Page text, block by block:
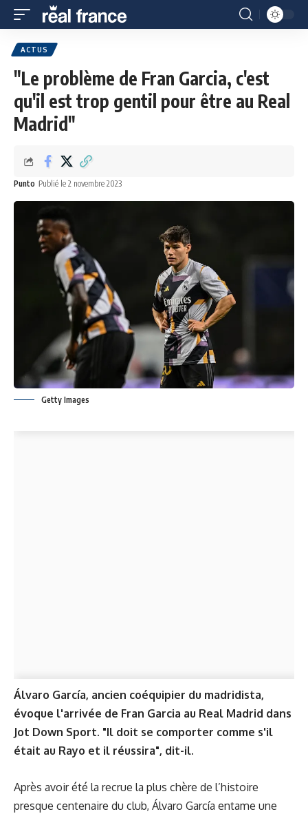
ACTUS
"Le problème de Fran Garcia, c'est
qu'il est trop gentil pour être au Real
Madrid"
Punto Publié le 2 novembre 2023
Getty Images
Álvaro García, ancien coéquipier du madridista,
évoque l'arrivée de Fran Garcia au Real Madrid dans
Jot Down Sport. "Il doit se comporter comme s'il
était au Rayo et il réussira", dit-il.
Après avoir été la recrue la plus chère de l’histoire
presque centenaire du club, Álvaro García entame une